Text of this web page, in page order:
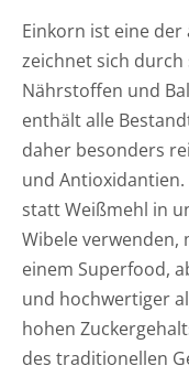
Einkorn ist eine
zeichnet sich
Nährstoffen und
enthält alle
daher besonders
und
statt Weißmehl in
Wibele verwenden,
einem Superfood,
und hochwertiger
hohen
des traditionellen